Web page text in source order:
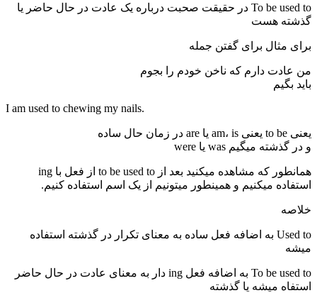
To be used to در حقیقت صحبت درباره یک عادت در حال حاضر یا
گذشته هست
برای مثال برای گفتن جمله
من عادت دارم که ناخن خودم را بجوم
باید بگیم
I am used to chewing my nails.
یعنی to be یعنی am، is یا are در زمان حال ساده
و در گذشته میگیم was یا were
همانطور که مشاهده میکنید بعد از to be used to از فعل با ing
استفاده میکنیم و همینطور میتونیم از یک اسم استفاده کنیم.
خلاصه
Used to به اضافه فعل ساده به معنای تکرار در گذشته استفاده
میشه
To be used to به اضافه فعل ing دار به معنای عادت در حال حاضر
استفاه میشه یا گذشته